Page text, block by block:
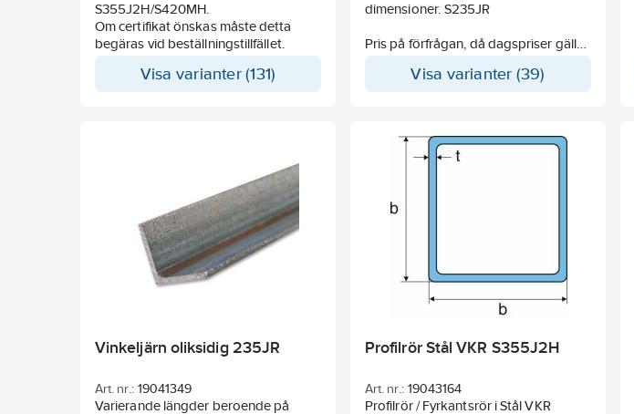
S355J2H/S420MH.
Om certifikat önskas måste detta
begäras vid beställningstillfället.
Visa varianter (131)
dimensioner. S235JR
Pris på förfrågan, då dagspriser gäller
Visa varianter (39)
Vinkeljärn oliksidig 235JR
Art. nr.: 19041349
Varierande längder beroende på
Profilrör Stål VKR S355J2H
Art. nr.: 19043164
Profilrör / Fyrkantsrör i Stål VKR